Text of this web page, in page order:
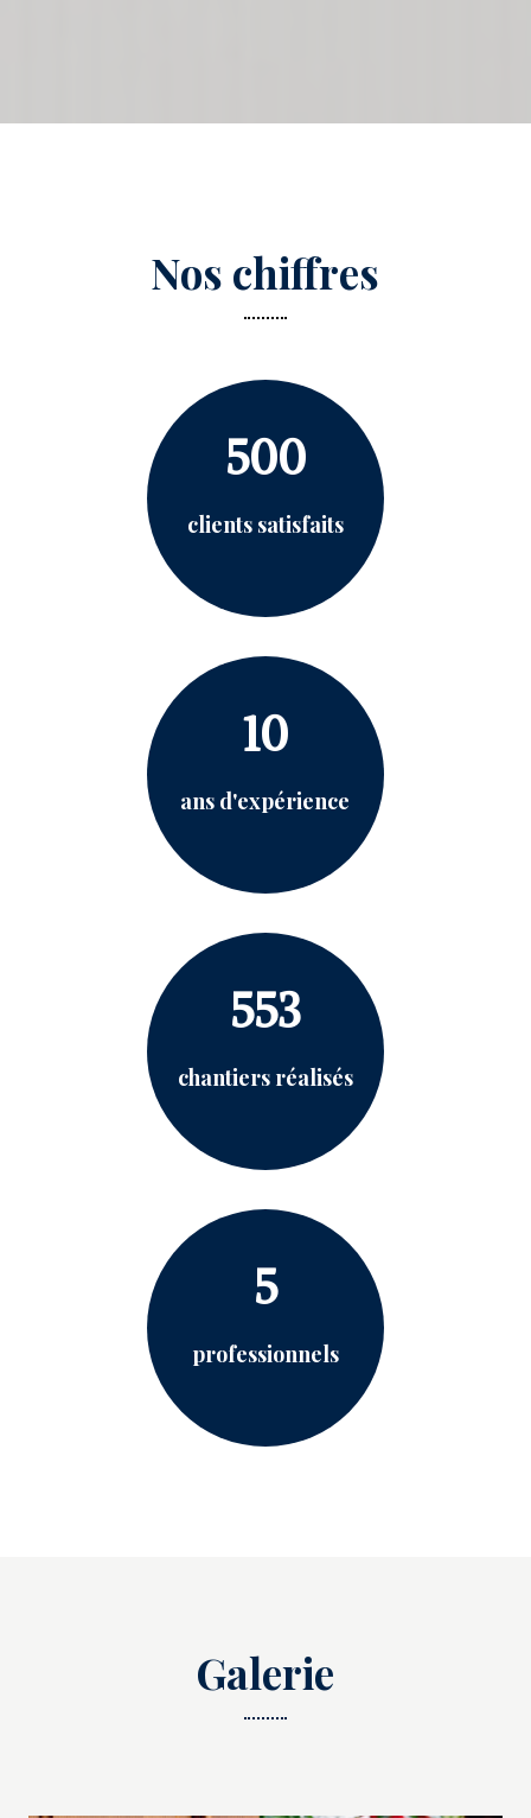
Nos chiffres
500
clients satisfaits
10
ans d'expérience
553
chantiers réalisés
5
professionnels
Galerie